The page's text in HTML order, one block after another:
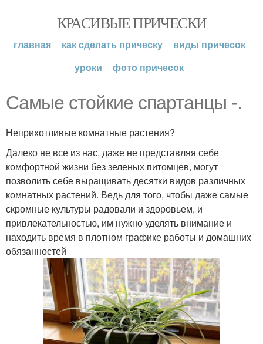
КРАСИВЫЕ ПРИЧЕСКИ
главная как сделать прическу
виды причесок
уроки
фото причесок
Самые стойкие спартанцы -.
Неприхотливые комнатные растения?
Далеко не все из нас, даже не представляя себе
комфортной жизни без зеленых питомцев, могут
позволить себе выращивать десятки видов различных
комнатных растений. Ведь для того, чтобы даже самые
скромные культуры радовали и здоровьем, и
привлекательностью, им нужно уделять внимание и
находить время в плотном графике работы и домашних
обязанностей